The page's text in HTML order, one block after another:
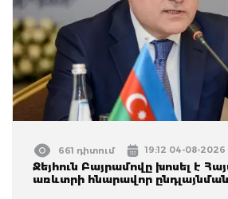
661 դիտում 19:12 04-08-2026
Ջեյհուն Բայրամովը խոսել է
առևտրի հնարավոր